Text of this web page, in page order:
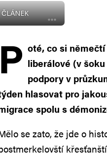
P oté, co si
liberálové (v
podpory v
hlasovat pro
spolu s
se zato, že jde o